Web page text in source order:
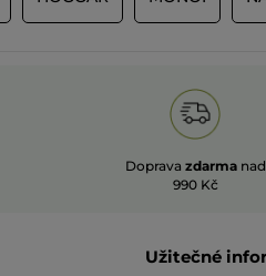
Doprava zdarma nad
990 Kč
Užitečné